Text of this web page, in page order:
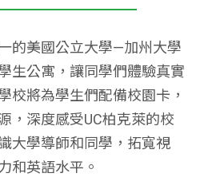
的美國公立大學—加州大學
生公寓，讓同學們體驗真實
校將為學生們配備校園卡，
，深度感受UC柏克萊的校
大學導師和同學，拓寬視
和英語水平。